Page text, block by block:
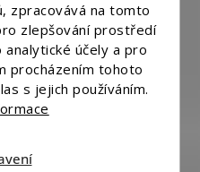
zpracovává na tomto
zlepšování prostředí
účely a pro
procházením tohoto
s jejich používáním.
eshopGuru